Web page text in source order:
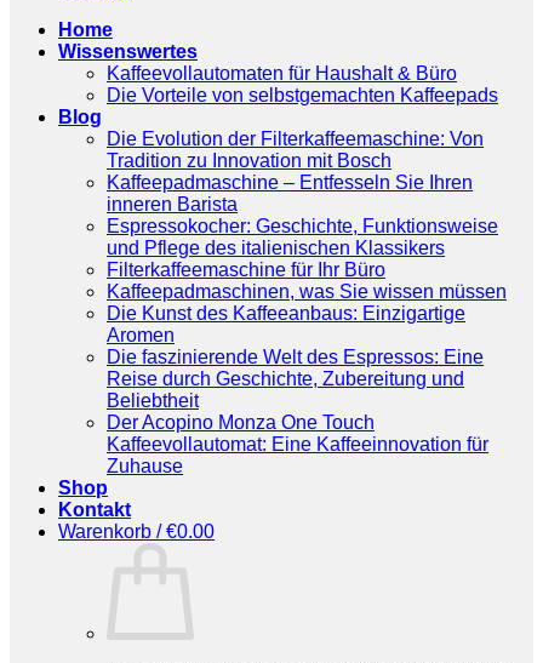
Home
Wissenswertes
Kaffeevollautomaten für Haushalt & Büro
Die Vorteile von selbstgemachten Kaffeepads
Blog
Die Evolution der Filterkaffeemaschine: Von
Tradition zu Innovation mit Bosch
Kaffeepadmaschine – Entfesseln Sie Ihren
inneren Barista
Espressokocher: Geschichte, Funktionsweise
und Pflege des italienischen Klassikers
Filterkaffeemaschine für Ihr Büro
Kaffeepadmaschinen, was Sie wissen müssen
Die Kunst des Kaffeeanbaus: Einzigartige
Aromen
Die faszinierende Welt des Espressos: Eine
Reise durch Geschichte, Zubereitung und
Beliebtheit
Der Acopino Monza One Touch
Kaffeevollautomat: Eine Kaffeeinnovation für
Zuhause
Shop
Kontakt
Warenkorb /€0.00